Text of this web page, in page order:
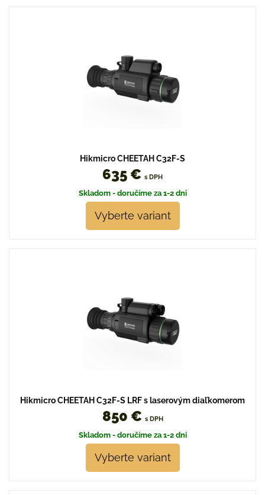
Hikmicro CHEETAH C32F-S
635 € s DPH
Skladom - doručíme za 1-2 dni
Vyberte variant
Hikmicro CHEETAH C32F-S LRF s laserovým diaľkomerom
850 € s DPH
Skladom - doručíme za 1-2 dni
Vyberte variant